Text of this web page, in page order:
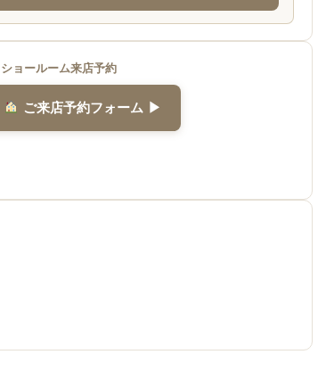
ショールーム来店予約
ご来店予約フォーム ▶